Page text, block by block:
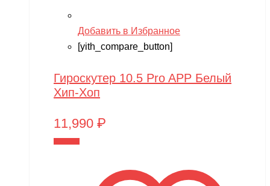
Добавить в Избранное
[yith_compare_button]
Гироскутер 10.5 Pro APP Белый
Хип-Хоп
11,990 ₽